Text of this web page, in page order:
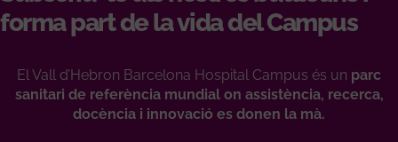
forma part de la vida del Campus
El Vall d’Hebron Barcelona Hospital Campus és un parc
sanitari de referència mundial on assistència, recerca,
docència i innovació es donen la mà.